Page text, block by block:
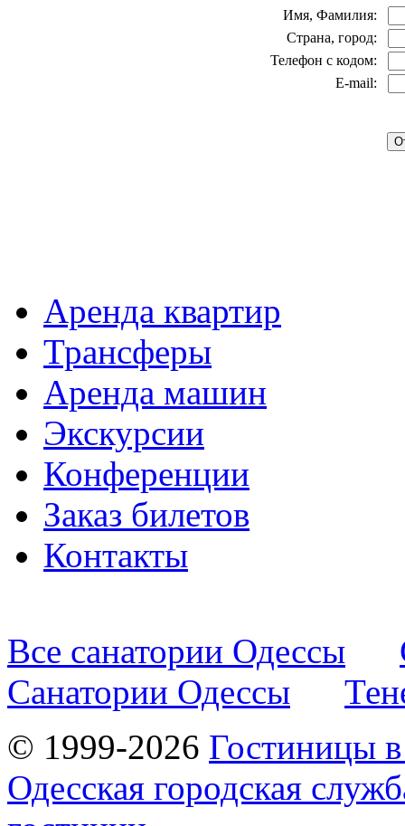
Имя, Фамилия:
Страна, город:
Телефон с кодом:
E-mail:
Аренда квартир
Трансферы
Аренда машин
Экскурсии
Конференции
Заказ билетов
Контакты
Все санатории Одессы
Санатории Одессы
© 1999-2026 Гостиницы
Одесская городская